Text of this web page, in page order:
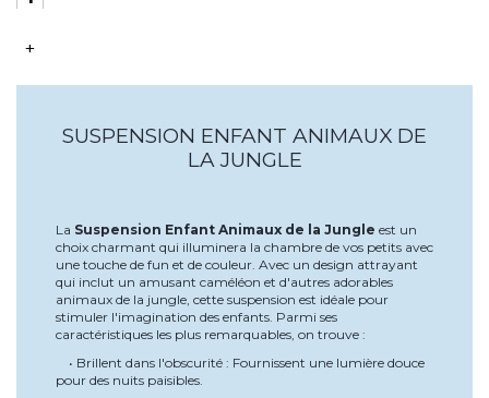
+
SUSPENSION ENFANT ANIMAUX DE
LA JUNGLE
La Suspension Enfant Animaux de la Jungle est un
choix charmant qui illuminera la chambre de vos petits avec
une touche de fun et de couleur. Avec un design attrayant
qui inclut un amusant caméléon et d'autres adorables
animaux de la jungle, cette suspension est idéale pour
stimuler l'imagination des enfants. Parmi ses
caractéristiques les plus remarquables, on trouve :
• Brillent dans l'obscurité : Fournissent une lumière douce
pour des nuits paisibles.